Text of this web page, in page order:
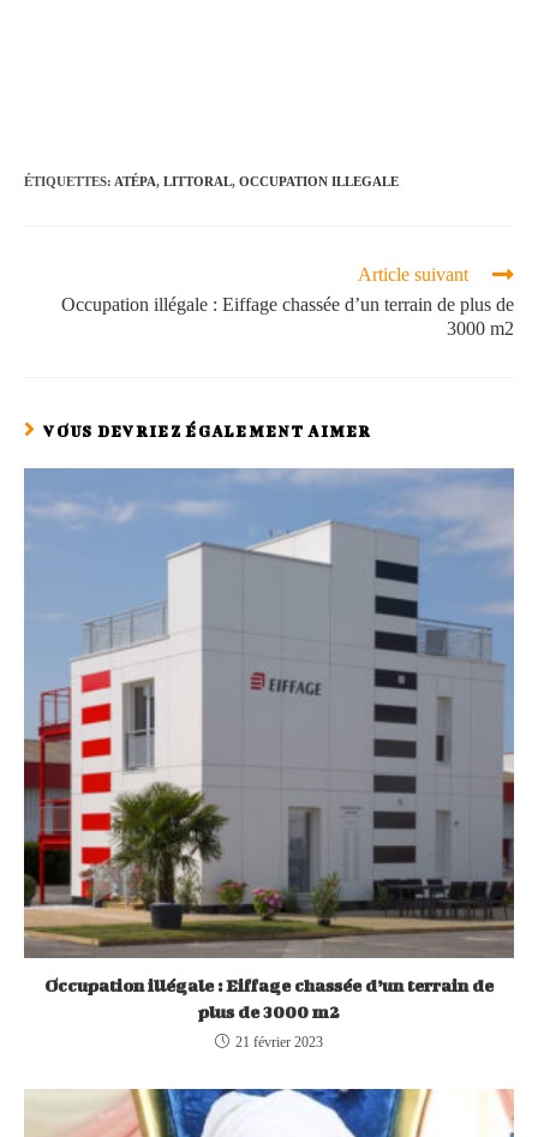
ÉTIQUETTES: ATÉPA, LITTORAL, OCCUPATION ILLEGALE
Article suivant
Occupation illégale : Eiffage chassée d’un terrain de plus de
3000 m2
VOUS DEVRIEZ ÉGALEMENT AIMER
Occupation illégale : Eiffage chassée d’un terrain de
plus de 3000 m2
21 février 2023